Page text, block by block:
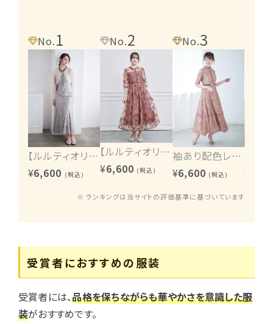
No.1
【ルルティオリジナル】ヴィンテージレース2wayワンピース
¥6,600 (税込)
No.2
【ルルティオリジナル】エンブロイダリーワンピース
¥6,600 (税込)
No.3
袖あり配色レースハシゴ切り替えワンピース
¥6,600 (税込) ¥
※ ランキングは当サイトの評価基準に基づいています
受賞者におすすめの服装
受賞者には、品格を保ちながらも華やかさを意識した服
装がおすすめです。